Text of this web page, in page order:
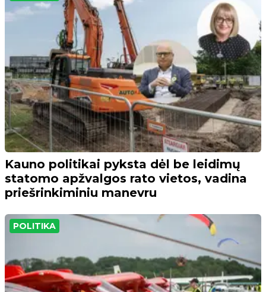
Kauno politikai pyksta dėl be leidimų
statomo apžvalgos rato vietos, vadina
priešrinkiminiu manevru
POLITIKA